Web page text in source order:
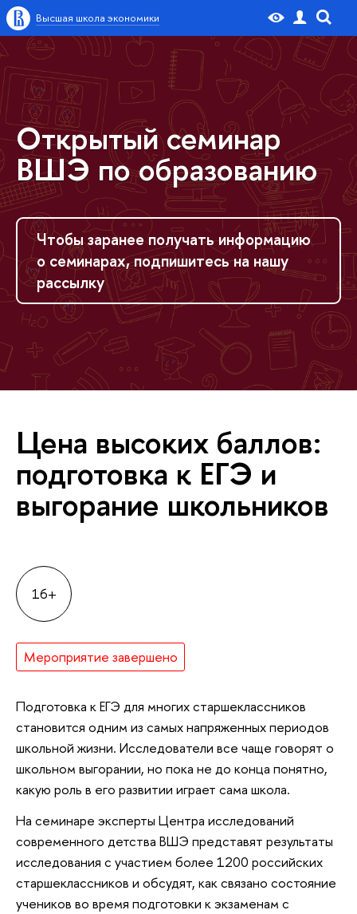
Высшая школа экономики
Открытый семинар
ВШЭ по образованию
Чтобы заранее получать информацию
о семинарах, подпишитесь на нашу
рассылку
Цена высоких баллов:
подготовка к ЕГЭ и
выгорание школьников
16+
Мероприятие завершено
Подготовка к ЕГЭ для многих старшеклассников
становится одним из самых напряженных периодов
школьной жизни. Исследователи все чаще говорят о
школьном выгорании, но пока не до конца понятно,
какую роль в его развитии играет сама школа.
На семинаре эксперты Центра исследований
современного детства ВШЭ представят результаты
исследования с участием более 1200 российских
старшеклассников и обсудят, как связано состояние
учеников во время подготовки к экзаменам с